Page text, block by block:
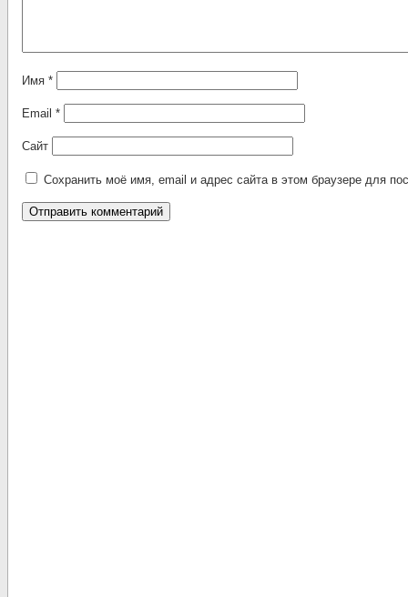
Имя *
Email *
Сайт
Сохранить моё имя, email и адрес сайта в этом браузере для